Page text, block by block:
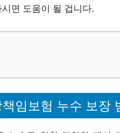
면 도움이 될 겁니다.
임보험 누수 보장